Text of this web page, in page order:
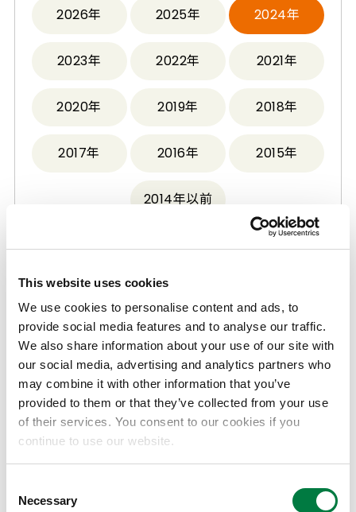
This website uses cookies
We use cookies to personalise content and ads, to
provide social media features and to analyse our traffic.
We also share information about your use of our site with
our social media, advertising and analytics partners who
may combine it with other information that you’ve
provided to them or that they’ve collected from your use
of their services. You consent to our cookies if you
continue to use our website.
Selection
Necessary
2026年 2025年 2024年
2023年 2022年 2021年
2020年 2019年 2018年
2017年 2016年 2015年
2014年以前
2024.12.25 企业管理·事业
Mitsui Chemicals Develops Patent Chat
Platform Using Generative AI
Kumho Mitsui Chemicals Begins Operations
at New MDI Production Facilities